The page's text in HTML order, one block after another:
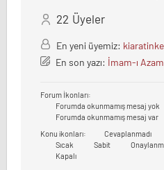
22 Üyeler
En yeni üyemiz:
En son yazı: İmam-ı
Forum İkonları:
Forumda okunmamış mesaj yok
Forumda okunmamış mesaj var
Konu ikonları:
Cevaplanmadı
Sıcak
Sabit
Kapalı